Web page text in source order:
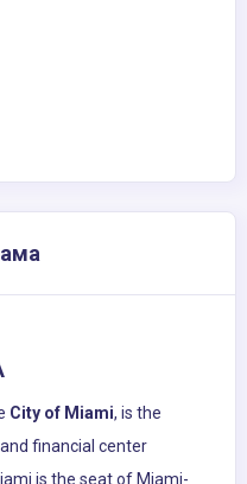
City of Miami, is the
financial center
is the seat of Miami-